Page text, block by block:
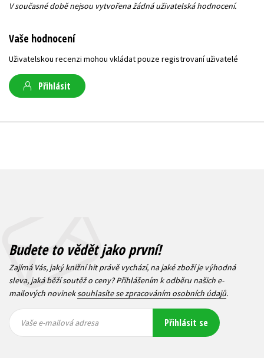
V současné době nejsou vytvořena žádná uživatelská hodnocení.
Vaše hodnocení
Uživatelskou recenzi mohou vkládat pouze registrovaní uživatelé
Přihlásit
Budete to vědět jako první!
Zajímá Vás, jaký knižní hit právě vychází, na jaké zboží je výhodná
sleva, jaká běží soutěž o ceny? Přihlášením k odběru našich e-
mailových novineksouhlasíte se zpracováním osobních údajů.
mailová
mailová
Vaše e-mailová adresa Přihlásit se